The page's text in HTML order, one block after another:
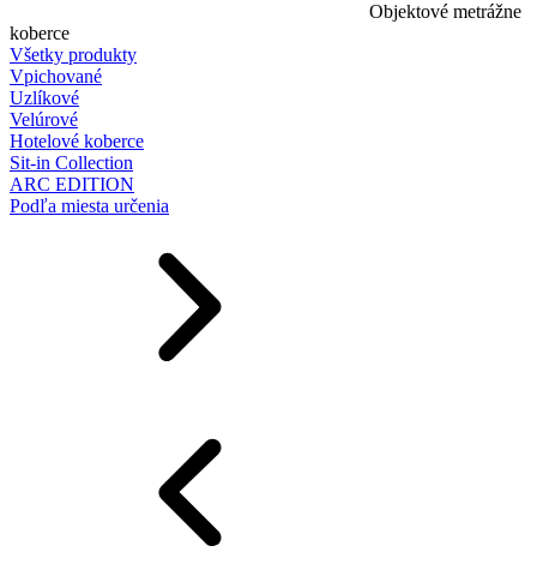
Objektové metrážne
koberce
Všetky produkty
Vpichované
Uzlíkové
Velúrové
Hotelové koberce
Sit-in Collection
ARC EDITION
Podľa miesta určenia